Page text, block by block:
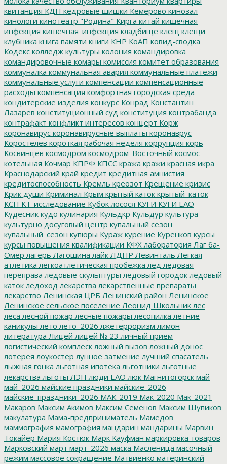
квитанция КДН кедровые шишки Кемерово кинозал
кинологи кинотеатр "Родина" Кирга китай кишечная
инфекция кишечная_инфекция кладбище клещ клещи
клубника книга памяти книги КНР КоАП ковид-сводка
Кодекс колледж культуры колония командировка
командировочные комары комиссия комитет образования
коммуналка коммунальная авария коммунальные платежи
коммунальные услуги компенсации компенсационные
расходы компенсация комфортная городская среда
кондитерские изделия конкурс Конрад Константин
Лазарев конституционный суд конституция контрабанда
контрафакт конфликт интересов концерт Корж
коронавирус коронавирусные выплаты коронаврус
Коростелев короткая рабочая неделя коррупция корь
Косвинцев космодром космодром_Восточный космос
котельная Кочмар КПРФ КПСС кража кражи красная икра
Краснодарский край кредит кредитная амнистия
кредитоспособность Кремль креозот Крещение кризис
Крик души Криминал Крым крытый каток крытый_каток
КСН КТ-исследование Кубок лосося КУГИ КУГИ ЕАО
Кудесник кудо кулинария Кульдкр Кульдур культура
культурно досуговый центр купальный сезон
купальный_сезон купюры Кураж курение Куренков курсы
курсы повышения квалификации КФХ лаборатория Лаг ба-
Омер лагерь Лагошина лайк ЛДПР Левинталь Легкая
атлетика легкоатлетическая пробежка лед ледовая
переправа ледовые скульптуры ледовый городок ледовый
каток ледоход лекарства лекарственные препараты
лекарство Ленинская ЦРБ Ленинский район Ленинское
Ленинское сельское поселение Леонид Школьник лес
леса лесной пожар лесные пожары лесопилка летние
каникулы лето лето_2026 лжетерроризм лимон
литература Лицей лицей № 23 личный прием
логистический комплеск ложный вызов ложный донос
лотерея лоукостер лунное затмение лучший спасатель
лыжная гонка льготная ипотека льготники льготные
лекарства льготы ЛЭП люди ЕАО люк Магнитогорск май
май_2026 майские праздники майские_2026
майские_праздники_2026 МАК-2019 Мак-2020 Мак-2021
Макаров Максим Акимов Максим Семенов Максим Шупиков
макулатура Мама-предприниматель Мамедов
маммография мамография мандарин мандарины Марвин
Токайер Мария Костюк Марк Кауфман маркировка товаров
Марковский март март_2026 маска Масленица масочный
режим массовое сокращение Матвиенко материнский